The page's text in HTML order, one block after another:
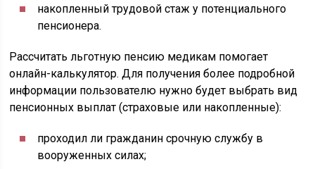
накопленный трудовой стаж у потенциального
пенсионера.
Рассчитать льготную пенсию медикам помогает
онлайн-калькулятор. Для получения более подробной
информации пользователю нужно будет выбрать вид
пенсионных выплат (страховые или накопленные):
проходил ли гражданин срочную службу в
вооруженных силах;